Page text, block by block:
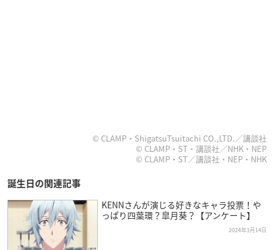
© CLAMP・ShigatsuTsuitachi CO.,LTD.／講談社
© CLAMP・ST・講談社／NHK・NEP
© CLAMP・ST／講談社・NEP・NHK
誕生日の関連記事
KENNさんが演じる好きなキャラ投票！や
っぱり四葉環？皐月葵？【アンケート】
2024年3月14日